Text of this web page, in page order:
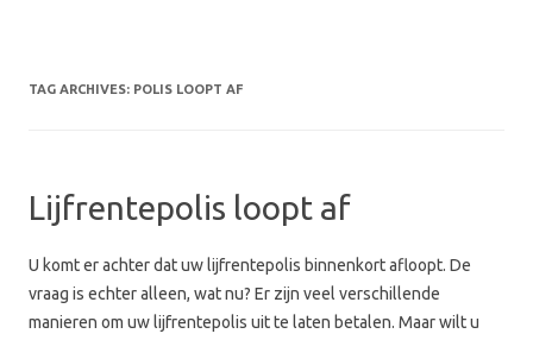
TAG ARCHIVES: POLIS LOOPT AF
Lijfrentepolis loopt af
U komt er achter dat uw lijfrentepolis binnenkort afloopt. De
vraag is echter alleen, wat nu? Er zijn veel verschillende
manieren om uw lijfrentepolis uit te laten betalen. Maar wilt u